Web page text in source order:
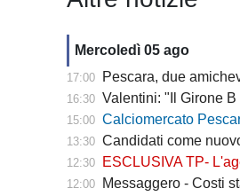
Mercoledì 05 ago
17:00 Pescara, due
16:30 Valentini: "Il Girone
15:00 Calciomercato Pescara, colpo di
13:30 Candidati come
12:30 ESCLUSIVA TP- L'agente di
12:00 Messaggero - Costi stadio,